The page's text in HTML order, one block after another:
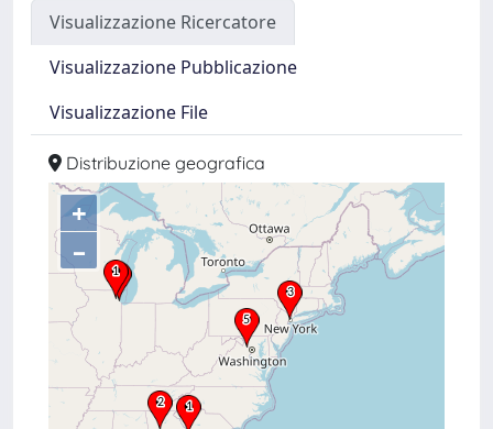
Visualizzazione Ricercatore
Visualizzazione Pubblicazione
Visualizzazione File
Distribuzione geografica
+
–